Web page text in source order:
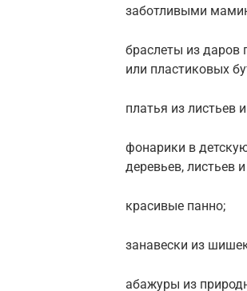
заботливыми
браслеты из даров
или пластиковых
платья из листьев
фонарики в
деревьев, листьев
красивые панно;
занавески из
абажуры из